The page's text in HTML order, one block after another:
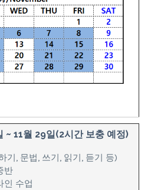
~ 11월 29일(2시간 보충 예정)
기, 문법, 쓰기, 읽기, 듣기 등)
반
인 수업